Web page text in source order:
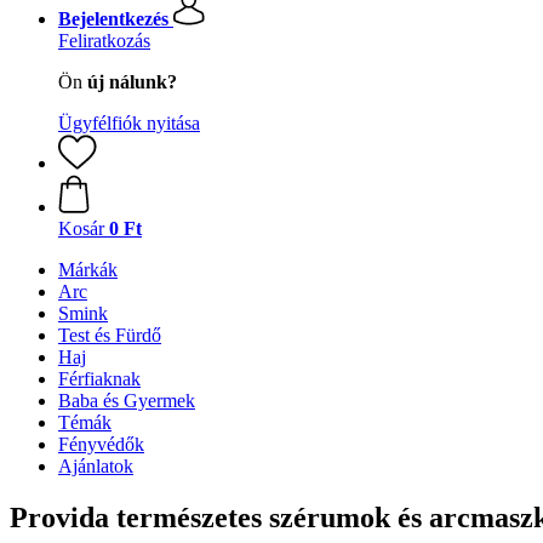
Bejelentkezés
Feliratkozás
Ön új nálunk?
Ügyfélfiók nyitása
Kosár 0 Ft
Márkák
Arc
Smink
Test és Fürdő
Haj
Férfiaknak
Baba és Gyermek
Témák
Fényvédők
Ajánlatok
Provida természetes szérumok és